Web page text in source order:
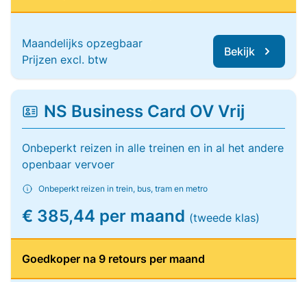
Maandelijks opzegbaar
Prijzen excl. btw
Bekijk
NS Business Card OV Vrij
Onbeperkt reizen in alle treinen en in al het andere
openbaar vervoer
Onbeperkt reizen in trein, bus, tram en metro
€ 385,44 per maand (tweede klas)
Goedkoper na 9 retours per maand